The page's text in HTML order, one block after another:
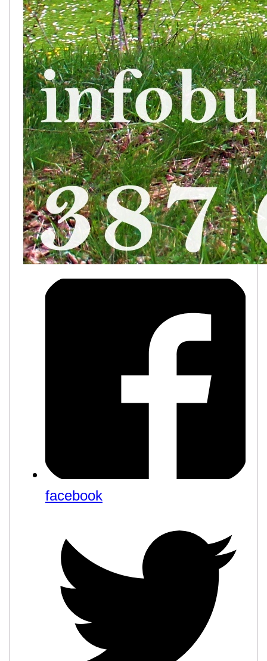
facebook